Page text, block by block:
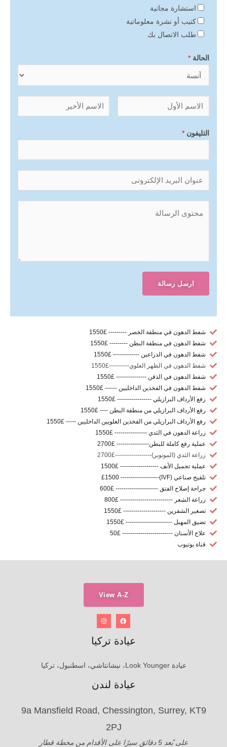
استشارة مجانية
كتيب أو نشرة معلوماتية
طلب الاتصال بك
الحالة *
التليفون *
ارسل رسالة
شفط الدهون في منطقة الخصر --------- £1550
شفط الدهون في منطقة البطن --------- £1550
شفط الدهون في الذراعين ------------- £1550
شفط الدهون في الظهر العلوي----------£1550
شفط الدهون في الذقن --------------- £1550
شفط الدهون في الفخذين الداخليين ------ £1550
رفع الأرداف البرازيلي ----------------- £1550
رفع الأرداف البرازيلي من منطقة البطن ---- £1550
رفع الأرداف البرازيلي من الفخذين العلويين الداخليين ----- £1550
زراعة الدهون في الثدي ---------------- £1550
عملية رفع كاملة للبطن---------------- £2700
زراعة الثدي (المونوبر)------------------£2700
عملية تجميل الأنف ------------------- £1500
تلقيح صناعي (IVF)------------------- £1500
جراحة إصلاح الفتق --------------------- £600
زراعة الشعر -------------------------- £800
تصغير الشفرين --------------------- £1550
تضيق المهبل ----------------------- £1550
علاج الأسنان ------------------------- £50
قناة يوتيوب
View A-Z
عيادة تركيا
عيادة Look Younger، نيشانتاشي، اسطنبول، تركيا
عيادة لندن
9a Mansfield Road, Chessington, Surrey, KT9
2PJ
على بُعد 5 دقائق سيرًا على الأقدام من محطة قطار